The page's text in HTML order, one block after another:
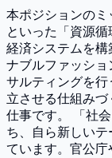
本ポジションの
といった「資源
経済システムを
ナブルファッシ
サルティングを
立させる仕組み
仕事です。 「社
ち、自ら新しい
ています。官公庁